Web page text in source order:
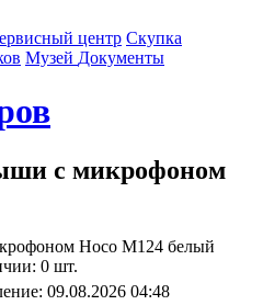
центр Cкупка
Музей Документы
с микрофоном
0 шт.
09.08.2026 04:48